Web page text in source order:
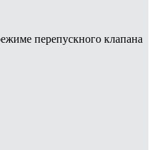
перепускного клапана